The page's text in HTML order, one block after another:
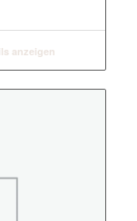
anzeigen